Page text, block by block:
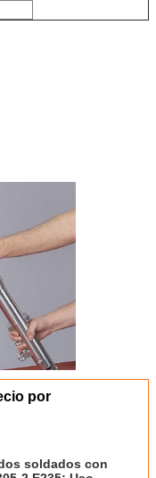
por
soldados con